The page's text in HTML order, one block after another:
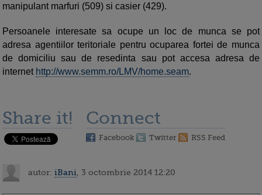
manipulant marfuri (509) si casier (429).
Persoanele interesate sa ocupe un loc de munca se pot
adresa agentiilor teritoriale pentru ocuparea fortei de munca
de domiciliu sau de resedinta sau pot accesa adresa de
internet http://www.semm.ro/LMV/home.seam.
Share it! Connect
Facebook Twitter RSS Feed
autor: iBani , 3 octombrie 2014 12:20